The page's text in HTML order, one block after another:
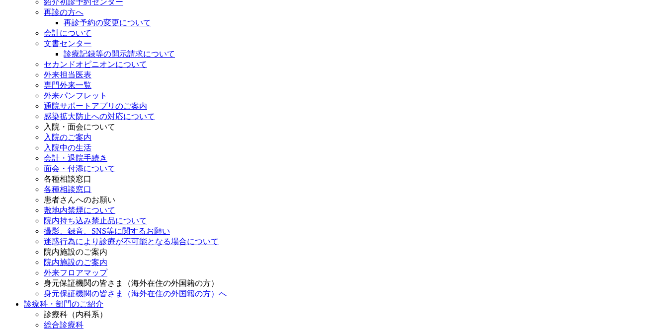
紹介初診予約センター
再診の方へ
再診予約の変更について
会計について
文書センター
診療記録等の開示請求について
セカンドオピニオンについて
外来担当医表
専門外来一覧
外来パンフレット
通院サポートアプリのご案内
感染拡大防止への対応について
入院・面会について
入院のご案内
入院中の生活
会計・退院手続き
面会・付添について
各種相談窓口
各種相談窓口
患者さんへのお願い
敷地内禁煙について
院内持ち込み禁止品について
撮影、録音、SNS等に関するお願い
迷惑行為により診療が不可能となる場合について
院内施設のご案内
院内施設のご案内
外来フロアマップ
身元保証機関の皆さま（海外在住の外国籍の方）
身元保証機関の皆さま（海外在住の外国籍の方）へ
診療科・部門のご紹介
診療科（内科系）
総合診療科